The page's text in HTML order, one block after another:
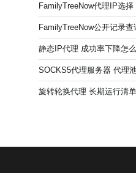
FamilyTreeNow代理IP选
FamilyTreeNow公开记录
静态IP代理 成功率下降怎
SOCKS5代理服务器 代理
旋转轮换代理 长期运行清